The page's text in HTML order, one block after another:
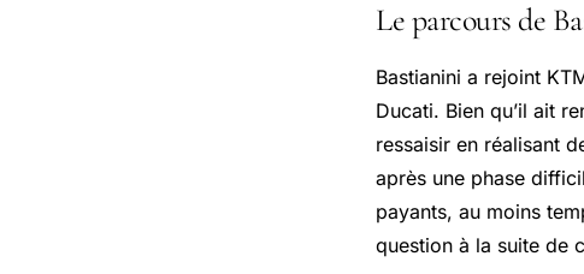
Le parcours de
Bastianini a rejoint
Ducati. Bien qu’il ait
ressaisir en réalisant
après une phase
payants, au moins
question à la suite de